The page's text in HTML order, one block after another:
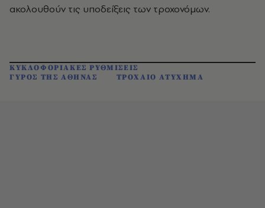
ακολουθούν τις υποδείξεις των τροχονόμων.
ΚΥΚΛΟΦΟΡΙΑΚΕΣ ΡΥΘΜΙΣΕΙΣ
ΓΥΡΟΣ ΤΗΣ ΑΘΗΝΑΣ
ΤΡΟΧΑΙΟ ΑΤΥΧΗΜΑ